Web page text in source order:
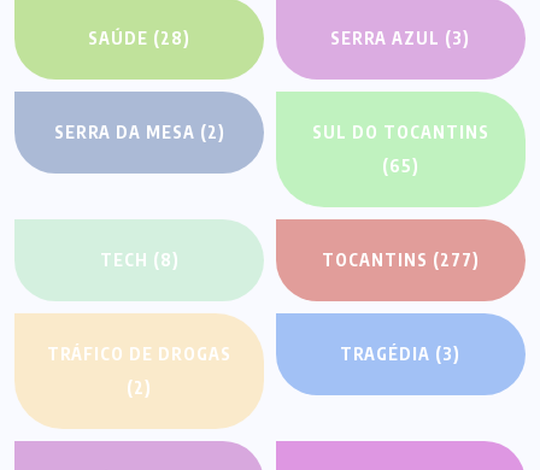
SAÚDE (28) SERRA AZUL (3)
SERRA DA MESA (2)
SUL DO TOCANTINS
(65)
TECH (8) TOCANTINS (277)
TRÁFICO DE DROGAS
(2)
TRAGÉDIA (3)